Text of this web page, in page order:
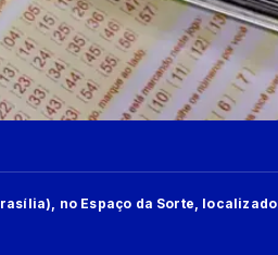
no Espaço da Sorte, localizado